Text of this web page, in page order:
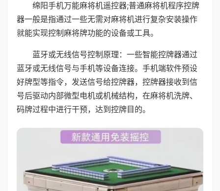
绵阳手机万能麻将机遥控器;普通麻将机程序控牌
器一般是指通过一些无需对麻将机进行复杂安装操作
就能实现控制麻将牌功能的设备或工具。
蓝牙或无线信号控制原理：一些智能控牌器通过
蓝牙或无线信号与手机等设备连接。手机端软件预设
好牌型等指令，发送信号给控牌器，控牌器接收到信
号后驱动内部微型电机或机械结构，在麻将机洗牌、
码牌过程中进行干预，达到控牌目的。